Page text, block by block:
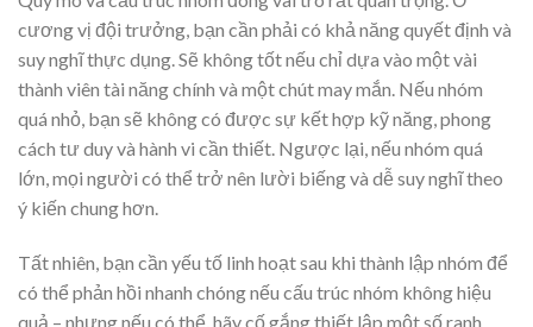
cương vị đội trưởng, bạn cần phải có khả năng quyết định và
suy nghĩ thực dụng. Sẽ không tốt nếu chỉ dựa vào một vài
thành viên tài năng chính và một chút may mắn. Nếu nhóm
quá nhỏ, bạn sẽ không có được sự kết hợp kỹ năng, phong
cách tư duy và hành vi cần thiết. Ngược lại, nếu nhóm quá
lớn, mọi người có thể trở nên lười biếng và dễ suy nghĩ theo
ý kiến chung hơn.
Tất nhiên, bạn cần yếu tố linh hoạt sau khi thành lập nhóm để
có thể phản hồi nhanh chóng nếu cấu trúc nhóm không hiệu
quả – nhưng nếu có thể, hãy cố gắng thiết lập một số ranh